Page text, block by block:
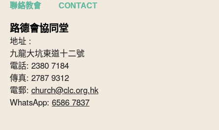
聯絡教會 CONTACT
路德會協同堂
地址 :
九龍大坑東道十二號
電話: 2380 7184
傳真: 2787 9312
電郵: church@clc.org.hk
WhatsApp: 6586 7837